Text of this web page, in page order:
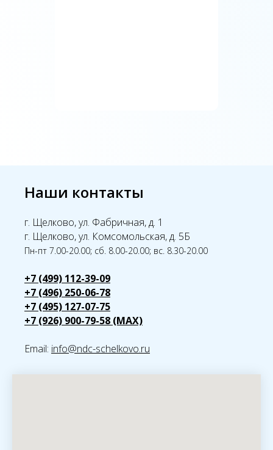
Наши контакты
г. Щелково, ул. Фабричная, д. 1
г. Щелково, ул. Комсомольская, д. 5Б
Пн-пт 7.00-20.00; сб. 8.00-20.00; вс. 8.30-20.00
+7 (499) 112-39-09
+7 (496) 250-06-78
+7 (495) 127-07-75
+7 (926) 900-79-58 (MAX)
Email: info@ndc-schelkovo.ru